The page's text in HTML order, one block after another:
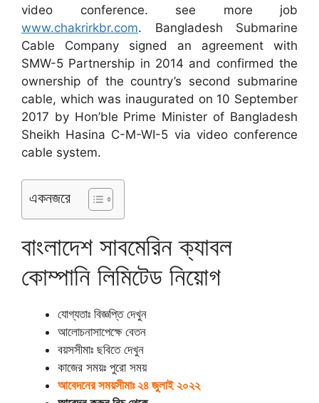
video conference. see more job
www.chakrirkbr.com. Bangladesh Submarine
Cable Company signed an agreement with
SMW-5 Partnership in 2014 and confirmed the
ownership of the country’s second submarine
cable, which was inaugurated on 10 September
2017 by Hon’ble Prime Minister of Bangladesh
Sheikh Hasina C-M-WI-5 via video conference
cable system.
একনজরে
বাংলাদেশ সাবমেরিন ক্যাবল
কোম্পানি লিমিটেড নিয়োগ
যোগ্যতাঃ বিজ্ঞপ্তি দেখুন
আলোচনাসাপেক্ষে বেতন
বয়সসীমাঃ ছবিতে দেখুন
কাজের সময়ঃ পুরো সময়
আবেদনের সময়সীমাঃ ২৪ জুলাই ২০২২